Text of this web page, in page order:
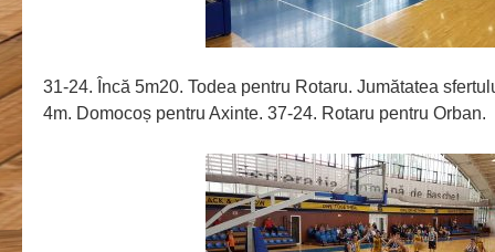
31-24. Încă 5m20. Todea pentru Rotaru. Jumătatea
4m. Domocoș pentru Axinte. 37-24. Rotaru pentru Orban.